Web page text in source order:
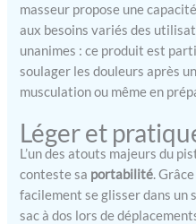
masseur propose une
aux besoins variés des
unanimes : ce produit est
soulager les douleurs après
musculation ou même en
Léger et
L’un des atouts majeurs du
conteste sa portabilité.
facilement se glisser dans un
sac à dos lors de